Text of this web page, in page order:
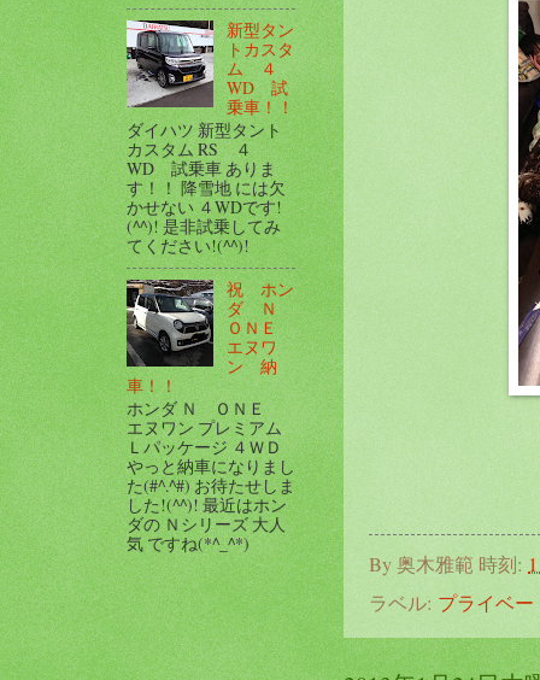
By奥木雅範 時刻:
ラベル: プライベー
新型タン
トカスタ
ム ４
WD 試
乗車！！
ダイハツ 新型タント
カスタム RS ４
WD 試乗車 ありま
す！！ 降雪地 には欠
かせない ４WDです!
(^^)! 是非試乗してみ
てください!(^^)!
祝 ホン
ダ Ｎ
ＯＮＥ
エヌワ
ン 納
車！！
ホンダ Ｎ ＯＮＥ
エヌワン プレミアム
Ｌパッケージ ４ＷＤ
やっと納車になりまし
た(#^.^#) お待たせしま
した!(^^)! 最近はホン
ダの Ｎシリーズ 大人
気 ですね(*^_^*)